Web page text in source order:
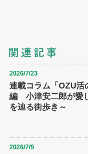
2026/7/23
連載コラム「OZU活
編 小津安二郎が愛
を辿る街歩き～
2026/7/9